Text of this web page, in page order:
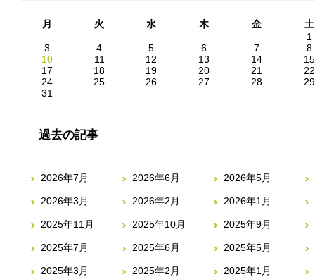
月 火 水 木 金
土
1
3
4 5 6 7
8
10
11 12 13 14
15
17
18 19 20 21
22
24
25 26 27 28
29
31
過去の記事
2026年7月 2026年6月 2026年5月
2026年3月 2026年2月 2026年1月
2025年11月 2025年10月 2025年9月
2025年7月 2025年6月 2025年5月
2025年3月 2025年2月 2025年1月